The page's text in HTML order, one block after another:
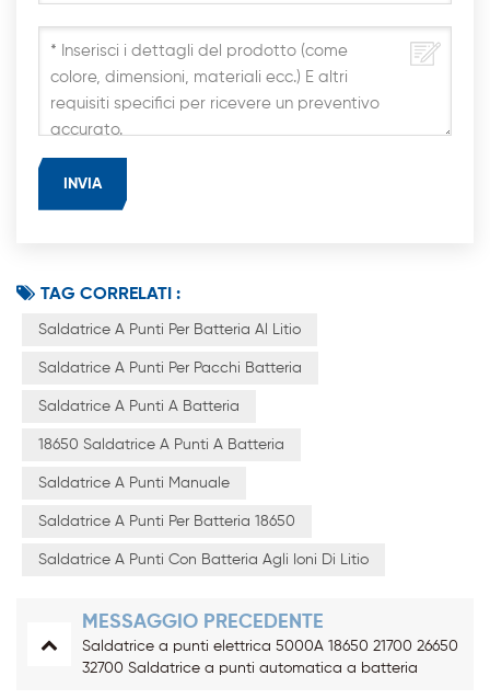
TAG CORRELATI :
Saldatrice A Punti Per Batteria Al Litio
Saldatrice A Punti Per Pacchi Batteria
Saldatrice A Punti A Batteria
18650 Saldatrice A Punti A Batteria
Saldatrice A Punti Manuale
Saldatrice A Punti Per Batteria 18650
Saldatrice A Punti Con Batteria Agli Ioni Di Litio
MESSAGGIO PRECEDENTE
Saldatrice a punti elettrica 5000A 18650 21700 26650
32700 Saldatrice a punti automatica a batteria